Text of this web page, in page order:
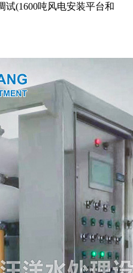
试(1600吨风电安装平台和